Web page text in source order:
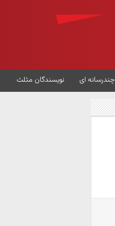
چندرسانه ای نویسندگان مثلث